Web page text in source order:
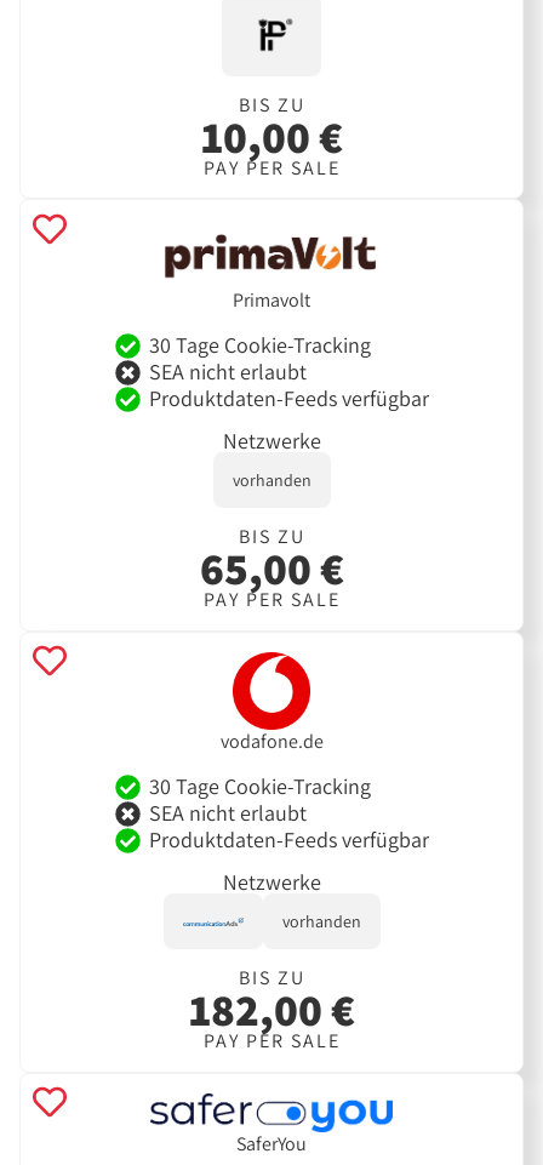
BIS ZU
10,00 €
PAY PER SALE
Primavolt
30 Tage Cookie-Tracking
SEA nicht erlaubt
Produktdaten-Feeds verfügbar
Netzwerke
vorhanden
BIS ZU
65,00 €
PAY PER SALE
vodafone.de
30 Tage Cookie-Tracking
SEA nicht erlaubt
Produktdaten-Feeds verfügbar
Netzwerke
vorhanden
BIS ZU
182,00 €
PAY PER SALE
SaferYou